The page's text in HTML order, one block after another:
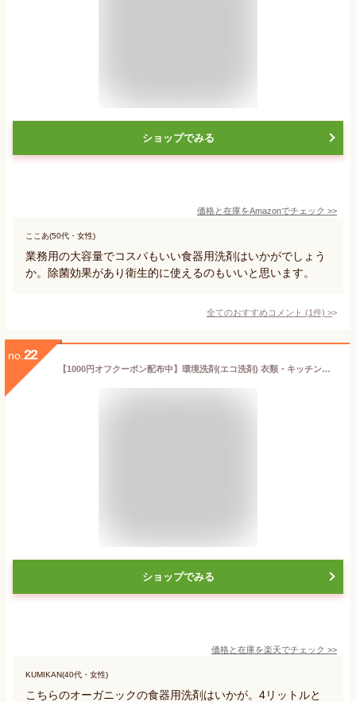
ショップでみる
価格と在庫をAmazonでチェック >>
ここあ(50代・女性)
業務用の大容量でコスパもいい食器用洗剤はいかがでしょう
か。除菌効果があり衛生的に使えるのもいいと思います。
全てのおすすめコメント (1件) >
no. 22
【1000円オフクーポン配布中】環境洗剤(エコ洗剤) 衣類・キッチン用 ココナツ洗剤 4L 多目的 香料無添加 オーガニック洗浄剤 ブルーシーインターナショナル【〜 9月11日(月)1:59まで】
ショップでみる
価格と在庫を楽天でチェック >>
KUMIKAN(40代・女性)
こちらのオーガニックの食器用洗剤はいかが。4リットルと